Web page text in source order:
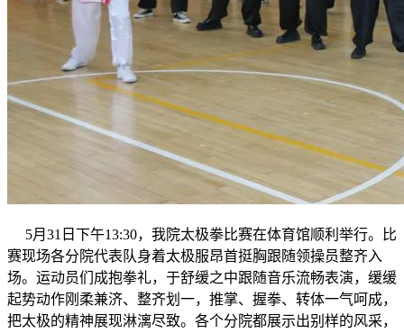
5月31日下午13:30，我院太极拳比赛在体育馆顺利举行。比
赛现场各分院代表队身着太极服昂首挺胸跟随领操员整齐入
场。运动员们成抱拳礼，于舒缓之中跟随音乐流畅表演，缓缓
起势动作刚柔兼济、整齐划一，推掌、握拳、转体一气呵成，
把太极的精神展现淋漓尽致。各个分院都展示出别样的风采，